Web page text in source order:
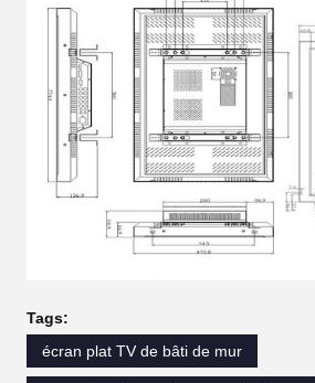
Tags:
écran plat TV de bâti de mur